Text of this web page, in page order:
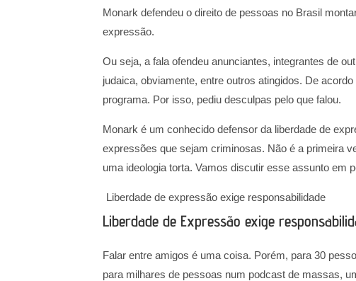
Monark defendeu o direito de pessoas no Brasil
expressão.
Ou seja, a fala ofendeu anunciantes, integrantes de
judaica, obviamente, entre outros atingidos. De
programa. Por isso, pediu desculpas pelo que falou.
Monark é um conhecido defensor da liberdade de
expressões que sejam criminosas. Não é a primeira
uma ideologia torta. Vamos discutir esse assunto em
Liberdade de expressão exige responsabilidade
Liberdade de Expressão exige
Falar entre amigos é uma coisa. Porém, para 30
para milhares de pessoas num podcast de massas,